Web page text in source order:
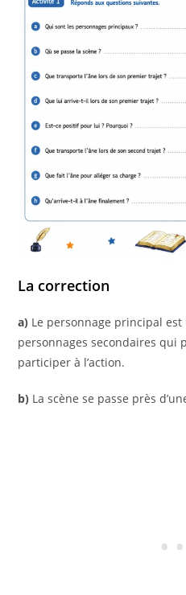
La correction
a) Le personnage principal
personnages secondaires qui
participer à l’action.
b) La scène se passe près